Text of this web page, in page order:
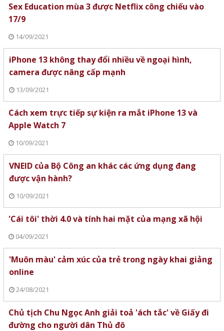
Sex Education mùa 3 được Netflix công chiếu vào
17/9
14/09/2021
iPhone 13 không thay đổi nhiều về ngoại hình,
camera được nâng cấp mạnh
13/09/2021
Cách xem trực tiếp sự kiện ra mắt iPhone 13 và
Apple Watch 7
10/09/2021
VNEID của Bộ Công an khác các ứng dụng đang
được vận hành?
10/09/2021
'Cái tôi' thời 4.0 và tính hai mặt của mạng xã hội
04/09/2021
'Muôn màu' cảm xúc của trẻ trong ngày khai giảng
online
24/08/2021
Chủ tịch Chu Ngọc Anh giải toả 'ách tắc' về Giấy đi
đường cho người dân Thủ đô